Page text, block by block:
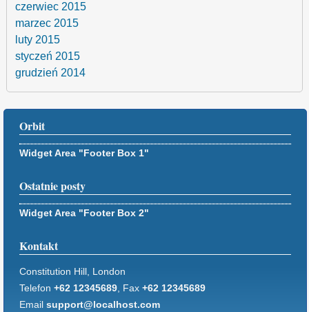
czerwiec 2015
marzec 2015
luty 2015
styczeń 2015
grudzień 2014
Orbit
Widget Area "Footer Box 1"
Ostatnie posty
Widget Area "Footer Box 2"
Kontakt
Constitution Hill, London
Telefon +62 12345689, Fax +62 12345689
Email support@localhost.com